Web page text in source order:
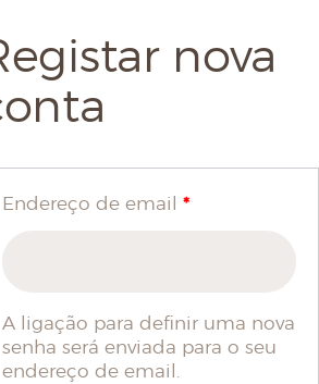
nova
Endereço de email *
A ligação para definir uma nova
senha será enviada para o seu
endereço de email.